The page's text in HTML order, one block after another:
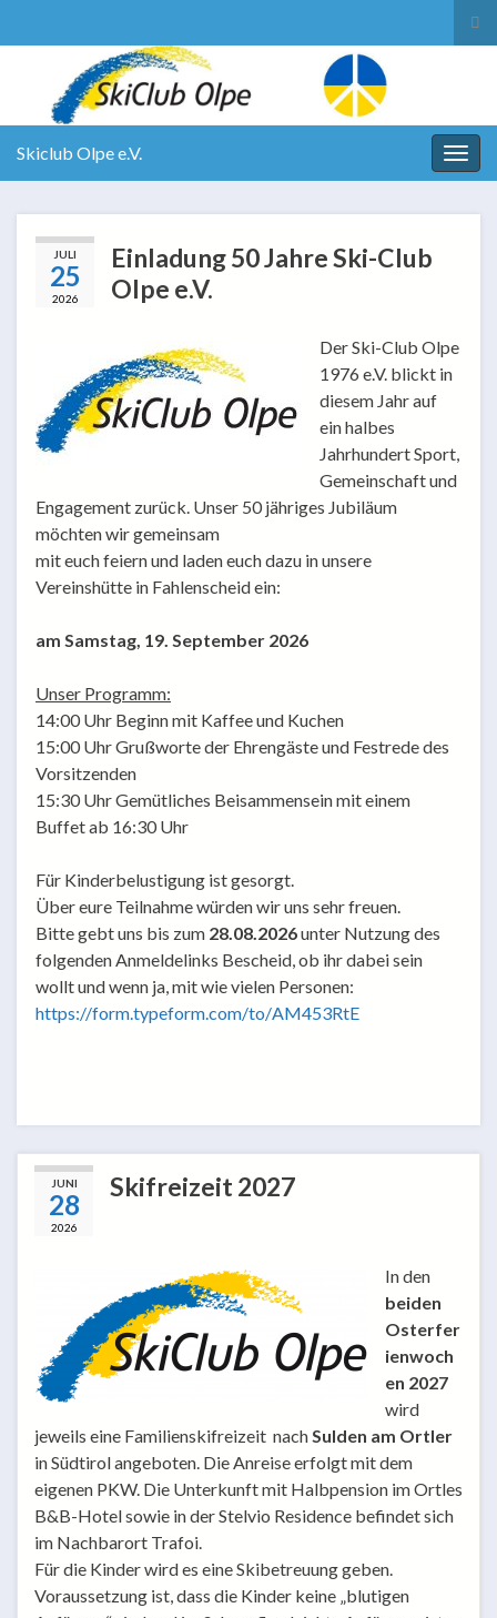
Search for:
Skiclub Olpe e.V.
JULI
25
2026
Einladung 50 Jahre Ski-Club
Olpe e.V.
Der Ski-Club Olpe
1976 e.V. blickt in
diesem Jahr auf
ein halbes
Jahrhundert Sport,
Gemeinschaft und
Engagement zurück. Unser 50 jähriges Jubiläum
möchten wir gemeinsam
mit euch feiern und laden euch dazu in unsere
Vereinshütte in Fahlenscheid ein:
am Samstag, 19. September 2026
Unser Programm:
14:00 Uhr Beginn mit Kaffee und Kuchen
15:00 Uhr Grußworte der Ehrengäste und Festrede des
Vorsitzenden
15:30 Uhr Gemütliches Beisammensein mit einem
Buffet ab 16:30 Uhr
Für Kinderbelustigung ist gesorgt.
Über eure Teilnahme würden wir uns sehr freuen.
Bitte gebt uns bis zum 28.08.2026unter Nutzung des
folgenden Anmeldelinks Bescheid, ob ihr dabei sein
wollt und wenn ja, mit wie vielen Personen:
https://form.typeform.com/to/AM453RtE
JUNI
28
2026
Skifreizeit 2027
In den
beiden
Osterfer
ienwoch
en 2027
wird
jeweils eine Familienskifreizeit nachSulden am Ortler
in Südtirol angeboten. Die Anreise erfolgt mit dem
eigenen PKW. Die Unterkunft mit Halbpension im Ortles
B&B-Hotel sowie in der Stelvio Residence befindet sich
im Nachbarort Trafoi.
Für die Kinder wird es eine Skibetreuung geben.
Voraussetzung ist, dass die Kinder keine „blutigen